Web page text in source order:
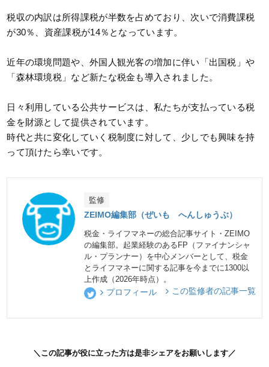
税収の内訳は所得課税が半数を占めており、次いで消費課税
が30％、資産課税が14％となっています。
近年の環境問題や、外国人観光客の増加に伴い「出国税」や
「森林環境税」など新たな税金も導入されました。
日々利用している公共サービスは、私たちが支払っている税
金を財源として提供されています。
時代と共に変化していく税制度に対して、少しでも興味を持
って頂けたら幸いです。
監修
ZEIMO編集部（ぜいも へんしゅうぶ）
税金・ライフマネーの総合記事サイト・ZEIMO
の編集部。起業経験のあるFP（ファイナンシャ
ル・プランナー）を中心メンバーとして、税金
とライフマネーに関する記事を今までに1300以
上作成（2026年時点）。
プロフィール この監修者の記事一覧
＼この記事が役に立った方は是非シェアをお願いします／